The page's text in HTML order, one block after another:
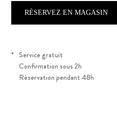
RÉSERVEZ EN MAGASIN
* Service gratuit
Confirmation sous 2h
Réservation pendant 48h